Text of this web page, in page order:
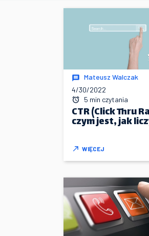
Mateusz Walczak
4/30/2022
5 min czytania
CTR (Click Thru
czym jest, jak
WIĘCEJ